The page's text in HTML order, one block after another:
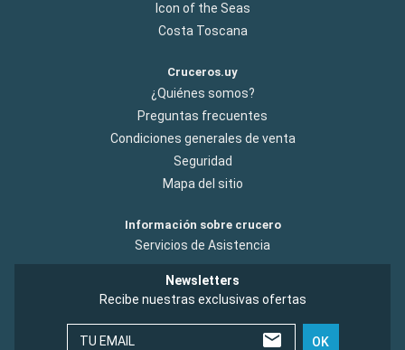
Icon of the Seas
Costa Toscana
Cruceros.uy
¿Quiénes somos?
Preguntas frecuentes
Condiciones generales de venta
Seguridad
Mapa del sitio
Información sobre crucero
Servicios de Asistencia
Newsletters
Recibe nuestras exclusivas ofertas
TU EMAIL OK